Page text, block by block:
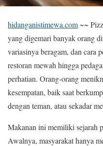
hidanganistimewa.com ~~
yang digemari banyak orang
variasinya beragam, dan cara
restoran mewah hingga
perhatian. Orang-orang
kesempatan, baik saat
dengan teman, atau sekadar
Makanan ini memiliki sejarah
Awalnya, masyarakat hanya